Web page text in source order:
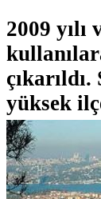
2009
yüksek